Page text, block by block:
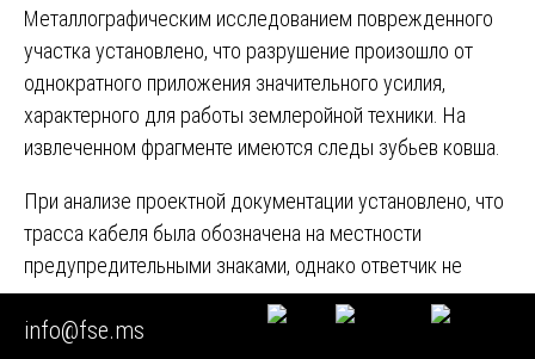
Металлографическим исследованием поврежденного
участка установлено, что разрушение произошло от
однократного приложения значительного усилия,
характерного для работы землеройной техники. На
извлеченном фрагменте имеются следы зубьев ковша.
При анализе проектной документации установлено, что
трасса кабеля была обозначена на местности
предупредительными знаками, однако ответчик не
принял мер к уточнению расположения подземных
коммуникаций перед началом работ. Заключение
info@fse.ms